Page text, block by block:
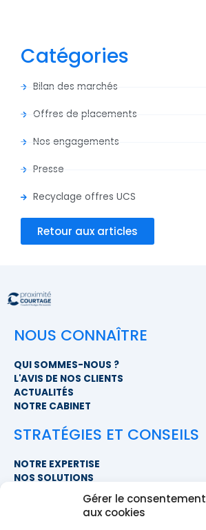
Gérer le consentement
aux cookies
Catégories
Bilan des marchés
Offres de placements
Nos engagements
Presse
Recyclage offres UCS
Retour aux articles
NOUS CONNAÎTRE
QUI SOMMES-NOUS ?
L'AVIS DE NOS CLIENTS
ACTUALITÉS
NOTRE CABINET
STRATÉGIES ET CONSEILS
NOTRE EXPERTISE
NOS SOLUTIONS
NOUS CONTACTER